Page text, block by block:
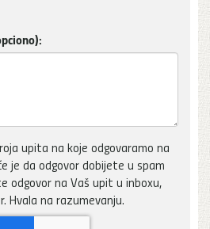
upita na koje odgovaramo na
je da odgovor dobijete u spam
odgovor na Vaš upit u inboxu,
Hvala na razumevanju.